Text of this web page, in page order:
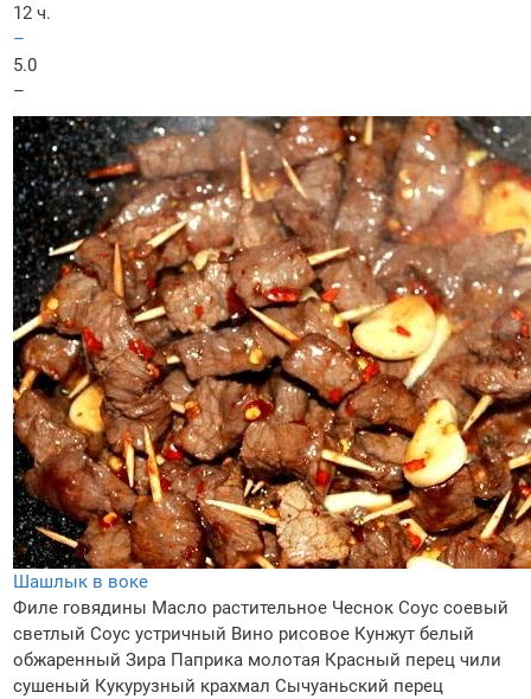
12 ч.
–
5.0
–
Шашлык в воке
Филе говядины Масло растительное Чеснок Соус соевый
светлый Соус устричный Вино рисовое Кунжут белый
обжаренный Зира Паприка молотая Красный перец чили
сушеный Кукурузный крахмал Сычуаньский перец